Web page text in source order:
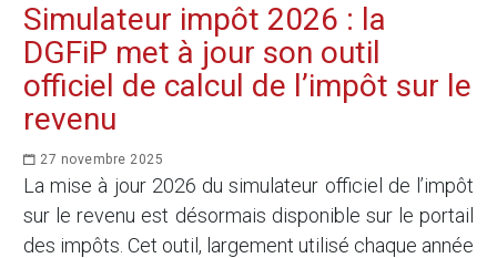
Simulateur impôt 2026 : la
DGFiP met à jour son outil
officiel de calcul de l’impôt sur le
revenu
27 novembre 2025
La mise à jour 2026 du simulateur officiel de l’impôt
sur le revenu est désormais disponible sur le portail
des impôts. Cet outil, largement utilisé chaque année